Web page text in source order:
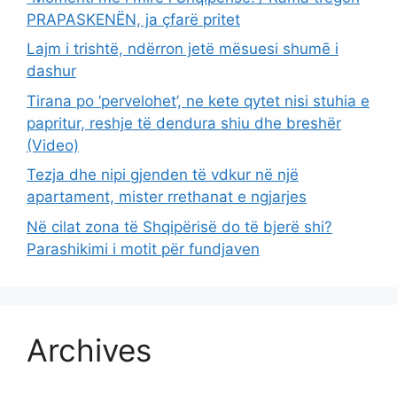
PRAPASKENËN, ja çfarë pritet
Lajm i trishtë, ndërron jetë mësuesi shumē i
dashur
Tirana po ‘pervelohet’, ne kete qytet nisi stuhia e
papritur, reshje të dendura shiu dhe breshër
(Video)
Tezja dhe nipi gjenden të vdkur në një
apartament, mister rrethanat e ngjarjes
Në cilat zona të Shqipërisë do të bjerë shi?
Parashikimi i motit për fundjaven
Archives